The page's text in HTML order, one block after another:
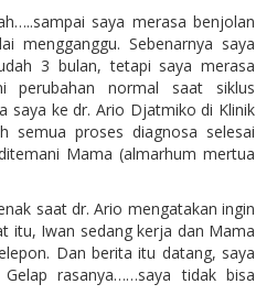
saya merasa benjolan
mengganggu. Sebenarnya saya
3 bulan, tetapi saya merasa
perubahan normal saat siklus
saya ke dr. Ario Djatmiko di Klinik
semua proses diagnosa selesai
Mama (almarhum mertua
saat dr. Ario mengatakan ingin
itu, Iwan sedang kerja dan Mama
Dan berita itu datang, saya
rasanya……saya tidak bisa